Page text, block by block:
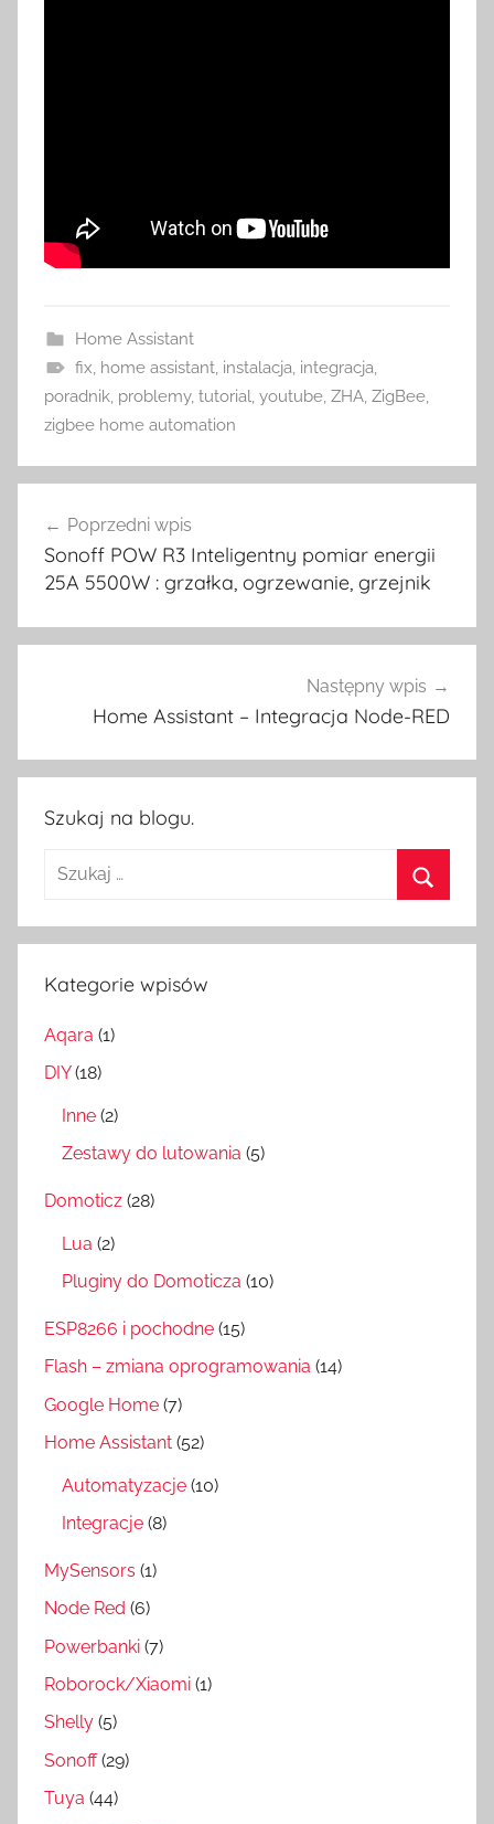
Home Assistant
fix, home assistant, instalacja, integracja,
poradnik, problemy, tutorial, youtube, ZHA, ZigBee,
zigbee home automation
wpisu
Poprzedni wpis
Sonoff POW R3 Inteligentny pomiar energii
25A 5500W : grzałka, ogrzewanie, grzejnik
Następny wpis
Home Assistant – Integracja Node-RED
Szukaj na blogu.
Szukaj:
Kategorie wpisów
Aqara (1)
DIY(18)
Inne (2)
Zestawy do lutowania (5)
Domoticz (28)
Lua (2)
Pluginy do Domoticza (10)
ESP8266 i pochodne (15)
Flash – zmiana oprogramowania (14)
Google Home (7)
Home Assistant (52)
Automatyzacje (10)
Integracje (8)
MySensors (1)
Node Red (6)
Powerbanki (7)
Roborock/Xiaomi (1)
Shelly (5)
Sonoff(29)
Tuya (44)